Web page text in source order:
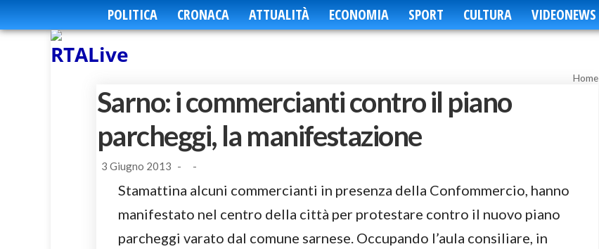
POLITICA CRONACA ATTUALITÀ ECONOMIA SPORT CULTURA VIDEONEWS
Home
Sarno: i commercianti contro il piano
parcheggi, la manifestazione
3 Giugno 2013 - -
Stamattina alcuni commercianti in presenza della Confommercio, hanno
manifestato nel centro della città per protestare contro il nuovo piano
parcheggi varato dal comune sarnese. Occupando l’aula consiliare, in